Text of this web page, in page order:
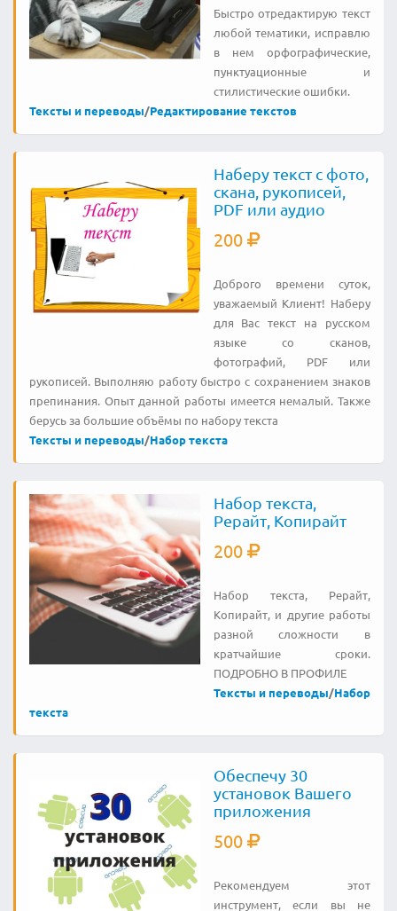
Быстро отредактирую текст
любой тематики, исправлю
в нем орфографические,
пунктуационные и
стилистические ошибки.
Тексты и переводы/Редактирование текстов
Наберу текст с фото,
скана, рукописей,
PDF или аудио
200
Доброго времени суток,
уважаемый Клиент! Наберу
для Вас текст на русском
языке со сканов,
фотографий, PDF или
рукописей. Выполняю работу быстро с сохранением знаков
препинания. Опыт данной работы имеется немалый. Также
берусь за большие объёмы по набору текста
Тексты и переводы/Набор текста
Набор текста,
Рерайт, Копирайт
200
Набор текста, Рерайт,
Копирайт, и другие работы
разной сложности в
кратчайшие сроки.
ПОДРОБНО В ПРОФИЛЕ
Тексты и переводы/Набор
текста
Обеспечу 30
установок Вашего
приложения
500
Рекомендуем этот
инструмент, если вы не